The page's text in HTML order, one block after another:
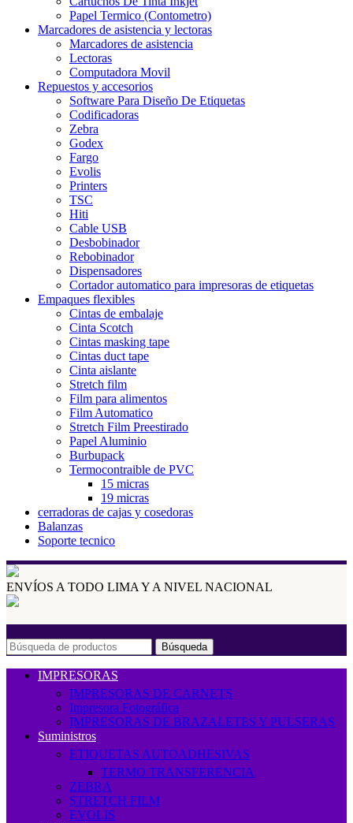
Papel Termico (Contometro)
Marcadores de asistencia y lectoras
Marcadores de asistencia
Lectoras
Computadora Movil
Repuestos y accesorios
Software Para Diseño De Etiquetas
Codificadoras
Zebra
Godex
Fargo
Evolis
Printers
TSC
Hiti
Cable USB
Desbobinador
Rebobinador
Dispensadores
Cortador automatico para impresoras de etiquetas
Empaques flexibles
Cintas de embalaje
Cinta Scotch
Cintas masking tape
Cintas duct tape
Cinta aislante
Stretch film
Film para alimentos
Film Automatico
Stretch Film Preestirado
Papel Aluminio
Burbupack
Termocontraible de PVC
15 micras
19 micras
cerradoras de cajas y cosedoras
Balanzas
Soporte tecnico
ENVÍOS A TODO LIMA Y A NIVEL NACIONAL
Búsqueda
IMPRESORAS
IMPRESORAS DE CARNETS
Impresora Fotográfica
IMPRESORAS DE BRAZALETES Y PULSERAS
Suministros
ETIQUETAS AUTOADHESIVAS
TERMO TRANSFERENCIA
ZEBRA
STRETCH FILM
EVOLIS